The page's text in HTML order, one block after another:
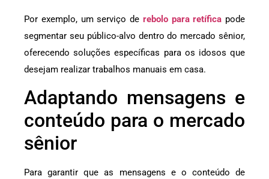
Por exemplo, um serviço de rebolo para retífica pode
segmentar seu público-alvo dentro do mercado sênior,
oferecendo soluções específicas para os idosos que
desejam realizar trabalhos manuais em casa.
Adaptando mensagens e
conteúdo para o mercado
sênior
Para garantir que as mensagens e o conteúdo de